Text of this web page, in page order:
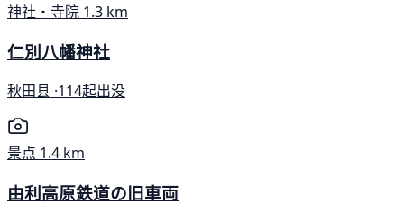
神社・寺院 1.3 km
仁別八幡神社
秋田县 ·114起出没
景点 1.4 km
由利高原鉄道の旧車両